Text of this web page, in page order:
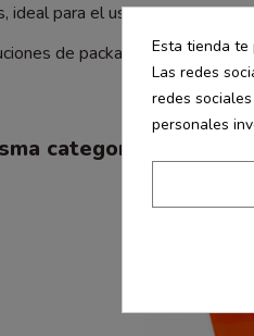
ideal para el uso diario en
de packaging pensadas
categoría:
Esta tienda te
Las redes
redes
personales